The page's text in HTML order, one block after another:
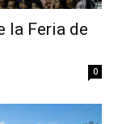
la Feria de
0